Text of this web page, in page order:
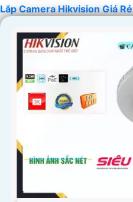
Lắp Camera Hikvision Giá Rẻ